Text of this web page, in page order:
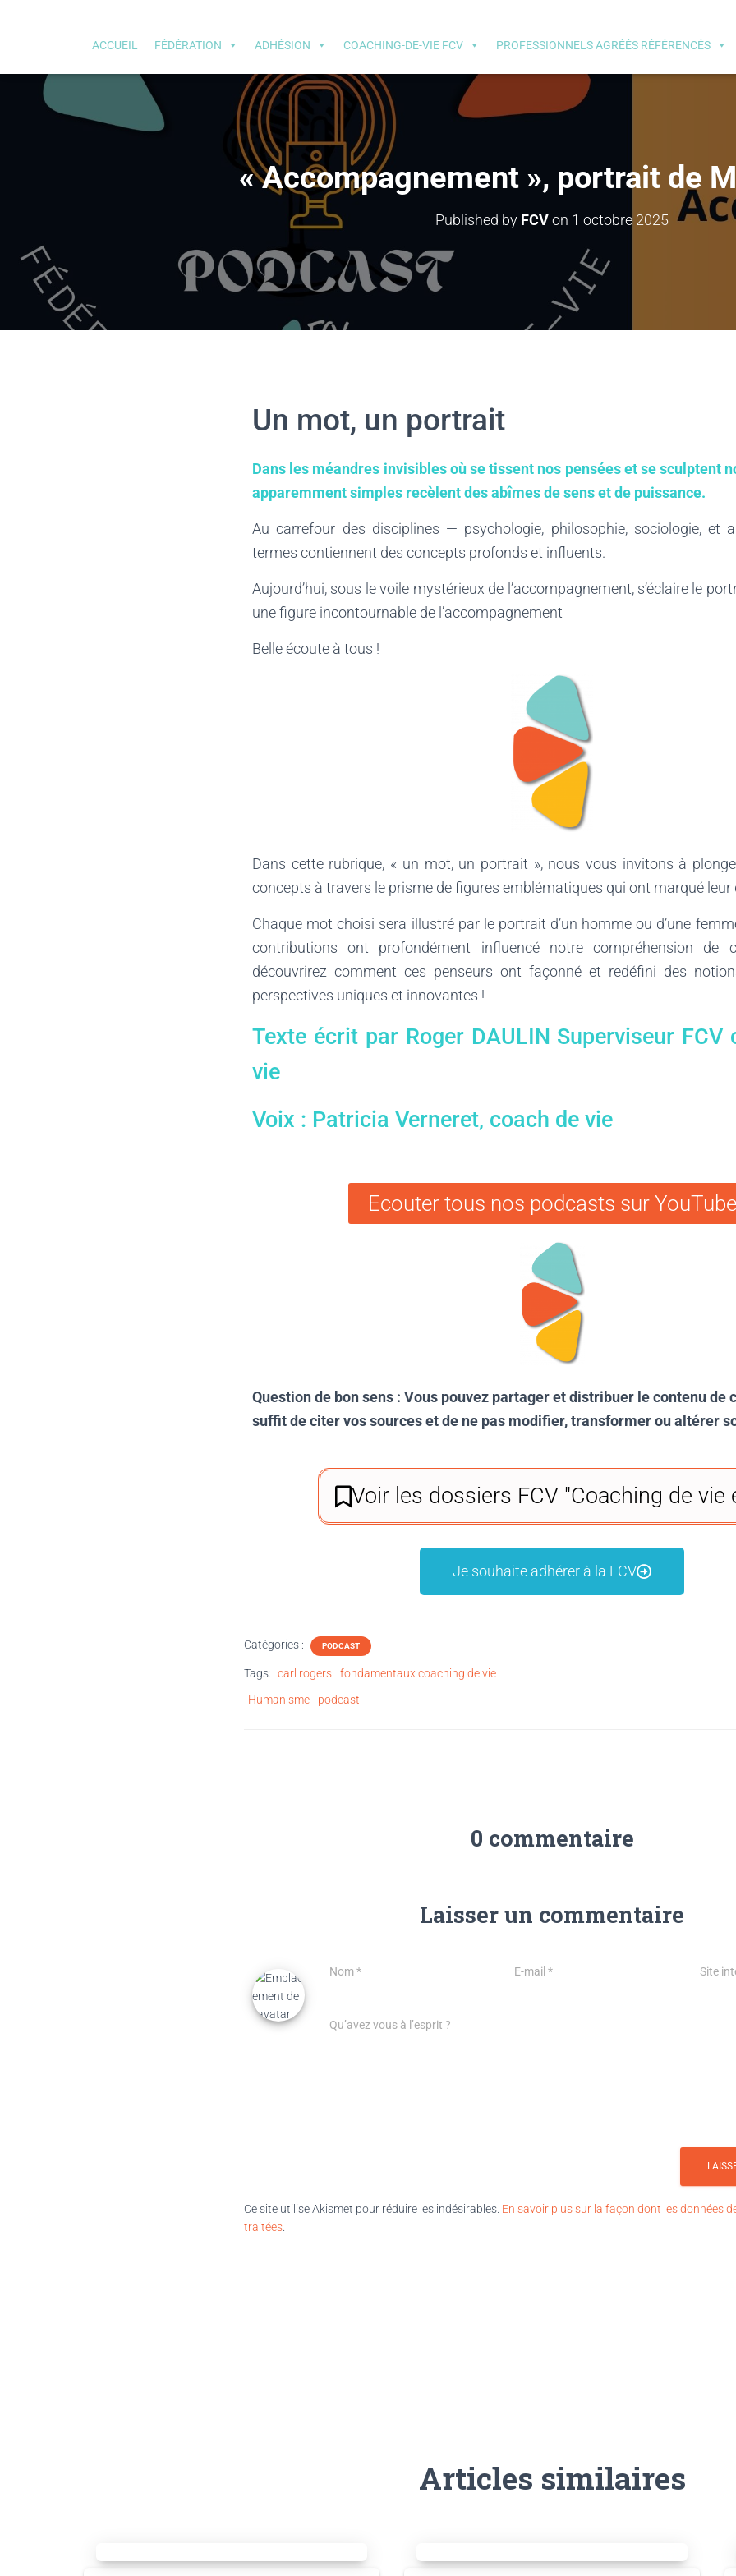
ACCUEIL FÉDÉRATION ADHÉSION COACHING-DE-VIE FCV PROFESSIONNELS AGRÉÉS RÉFÉRENCÉS
« Accompagnement », portrait de
Published by FCVon 1 octobre 2025
Un mot, un portrait
Dans les méandres invisibles où se tissent nos pensées et se sculptent
apparemment simples recèlent des abîmes de sens et de puissance.
Au carrefour des disciplines — psychologie, philosophie, sociologie, et
termes contiennent des concepts profonds et influents.
Aujourd’hui, sous le voile mystérieux de l’accompagnement, s’éclaire le
une figure incontournable de l’accompagnement
Belle écoute à tous !
Dans cette rubrique, « un mot, un portrait », nous vous invitons à
concepts à travers le prisme de figures emblématiques qui ont marqué leur
Chaque mot choisi sera illustré par le portrait d’un homme ou d’une
contributions ont profondément influencé notre compréhension de
découvrirez comment ces penseurs ont façonné et redéfini des
perspectives uniques et innovantes !
Texte écrit par Roger DAULIN Superviseur FCV
vie
Voix : Patricia Verneret, coach de vie
Ecouter tous nos podcasts sur YouTube
Question de bon sens : Vous pouvez partager et distribuer le contenu de
suffit de citer vos sources et de ne pas modifier, transformer ou altérer
Voir les dossiers FCV "Coaching de vie
Je souhaite adhérer à la FCV
Catégories : PODCAST
Tags: carl rogers
fondamentaux coaching de vie
Humanisme
podcast
0 commentaire
Laisser un commentaire
Nom* E-mail* Site
Qu’avez vous à l’esprit ?
Ce site utilise Akismet pour réduire les indésirables. En savoir plus sur la façon dont les données
traitées.
Articles similaires